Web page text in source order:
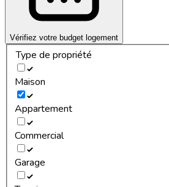
Vérifiez votre budget logement
Type de propriété
Maison
Appartement
Commercial
Garage